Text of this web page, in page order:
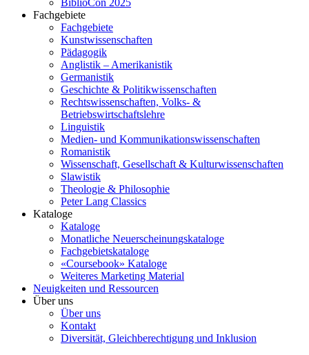
BiblioCon 2025
Fachgebiete
Fachgebiete
Kunstwissenschaften
Pädagogik
Anglistik – Amerikanistik
Germanistik
Geschichte & Politikwissenschaften
Rechtswissenschaften, Volks- &
Betriebswirtschaftslehre
Linguistik
Medien- und Kommunikationswissenschaften
Romanistik
Wissenschaft, Gesellschaft & Kulturwissenschaften
Slawistik
Theologie & Philosophie
Peter Lang Classics
Kataloge
Kataloge
Monatliche Neuerscheinungskataloge
Fachgebietskataloge
«Coursebook» Kataloge
Weiteres Marketing Material
Neuigkeiten und Ressourcen
Über uns
Über uns
Kontakt
Diversität, Gleichberechtigung und Inklusion